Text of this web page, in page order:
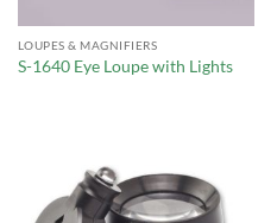
LOUPES & MAGNIFIERS
S-1640 Eye Loupe with Lights